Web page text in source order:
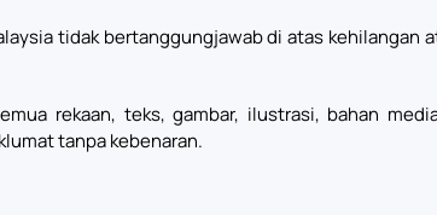
tidak bertanggungjawab di atas
rekaan, teks, gambar, ilustrasi, bahan
tanpa kebenaran.